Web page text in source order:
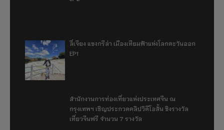
ลี่เจียง แชงกรีล่า เมืองเทียมฟ้าแห่งโลกตะวันออก
EP1
สำนักงานการท่องเที่ยวแห่งประเทศจีน ณ
กรุงเทพฯ เชิญประกวดคลิปวิดีโอสั้น ชิงรางวัล
เที่ยวจีนฟรี จำนวน 7 รางวัล